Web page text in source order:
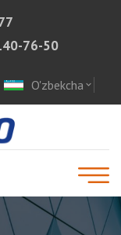
76-50
O'zbekcha expand_more